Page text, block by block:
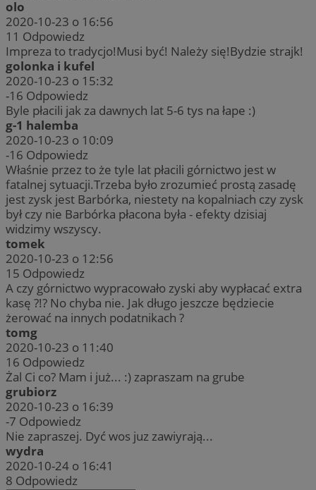
olo
2020-10-23 o 16:56
11 Odpowiedz
Impreza to tradycjo!Musi być! Należy się!Bydzie strajk!
golonka i kufel
2020-10-23 o 15:32
-16 Odpowiedz
Byle płacili jak za dawnych lat 5-6 tys na łape :)
g-1 halemba
2020-10-23 o 10:09
-16 Odpowiedz
Właśnie przez to że tyle lat płacili górnictwo jest w
fatalnej sytuacji.Trzeba było zrozumieć prostą zasadę
jest zysk jest Barbórka, niestety na kopalniach czy zysk
był czy nie Barbórka płacona była - efekty dzisiaj
widzimy wszyscy.
tomek
2020-10-23 o 12:56
15 Odpowiedz
A czy górnictwo wypracowało zyski aby wypłacać extra
kasę ?!? No chyba nie. Jak długo jeszcze będziecie
żerować na innych podatnikach ?
tomg
2020-10-23 o 11:40
16 Odpowiedz
Żal Ci co? Mam i już... :) zapraszam na grube
grubiorz
2020-10-23 o 16:39
-7 Odpowiedz
Nie zapraszej. Dyć wos juz zawiyrają...
wydra
2020-10-24 o 16:41
8 Odpowiedz